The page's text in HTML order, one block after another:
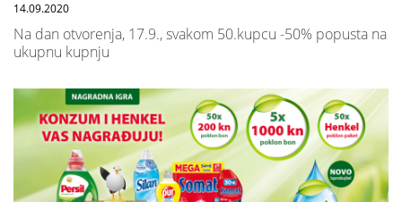
14.09.2020
Na dan otvorenja, 17.9., svakom 50.kupcu -50% popusta na
ukupnu kupnju